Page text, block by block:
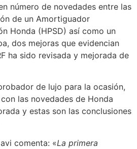
número de novedades entre las
de un Amortiguador
Honda (HPSD) así como un
dos mejoras que evidencian
ha sido revisada y mejorada de
de lujo para la ocasión,
las novedades de Honda
y estas son las conclusiones
comenta: «La primera